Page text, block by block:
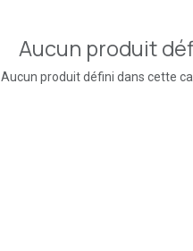
Aucun produit
Aucun produit défini dans cette